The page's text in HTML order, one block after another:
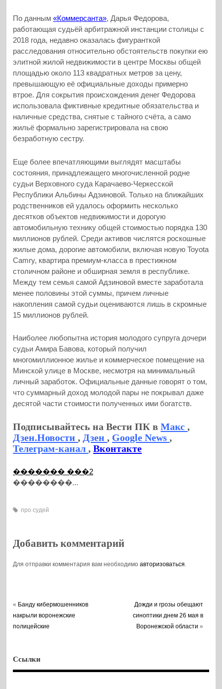
По данным«Коммерсанта», Дарья Федорова,
работающая судьёй арбитражной инстанции столицы с
2018 года, недавно оказалась фигуранткой
расследования относительно обстоятельств покупки ею
элитной жилой недвижимости в центре Москвы общей
площадью около 113 квадратных метров за цену,
превышающую её официальные доходы примерно
втрое. Для сокрытия происхождения денег Федорова
использовала фиктивные кредитные обязательства и
наличные средства, снятые с тайного счёта, а само
жильё формально зарегистрировала на свою
безработную сестру.
Еще более впечатляющими выглядят масштабы
состояния, принадлежащего многочисленной родне
судьи Верховного суда Карачаево-Черкесской
Республики Альбины Адзиновой. Только на ближайших
родственников ей удалось оформить несколько
десятков объектов недвижимости и дорогую
автомобильную технику общей стоимостью порядка 130
миллионов рублей. Среди активов числятся роскошные
жилые дома, дорогие автомобили, включая новую Toyota
Camry, квартира премиум-класса в престижном
столичном районе и обширная земля в республике.
Между тем семья самой Адзиновой вместе заработала
менее половины этой суммы, причем личные
накопления самой судьи оцениваются лишь в скромные
15 миллионов рублей.
Наиболее любопытна история молодого супруга дочери
судьи Амира Бавова, который получил
многомиллионное жилье и коммерческое помещение на
Минской улице в Москве, несмотря на минимальный
личный заработок. Официальные данные говорят о том,
что суммарный доход молодой пары не покрывал даже
десятой части стоимости полученных ими богатств.
Подписывайтесь на Вести ПК вМакс,
Дзен.Новости,Дзен, Google News,
Телеграм-канал,Вконтакте
������� ���2
��������...
про судей
Добавить комментарий
Для отправки комментария вам необходимоавторизоваться
« Банду кибермошенников
накрыли воронежские
полицейские
Дожди и грозы обещают
синоптики днем 26 мая в
Воронежской области »
Ссылки